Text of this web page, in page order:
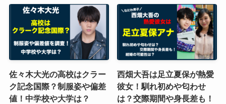
佐々木大光の高校はクラー
ク記念国際？制服姿や偏差
値！中学校や大学は？
西畑大吾は足立夏保が熱愛
彼女！馴れ初めや匂わせ
は？交際期間や身長差も！